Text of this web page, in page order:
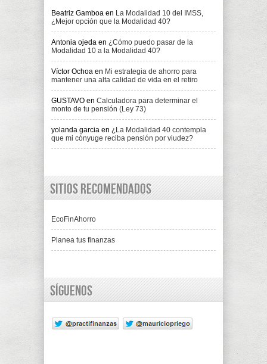
Beatriz Gamboa en La Modalidad 10 del IMSS,
¿Mejor opción que la Modalidad 40?
Antonia ojeda en ¿Cómo puedo pasar de la
Modalidad 10 a la Modalidad 40?
Víctor Ochoa en Mi estrategia de ahorro para
mantener una alta calidad de vida en el retiro
GUSTAVO en Calculadora para determinar el
monto de tu pensión (Ley 73)
yolanda garcia en ¿La Modalidad 40 contempla
que mi cónyuge reciba pensión por viudez?
Sitios recomendados
EcoFinAhorro
Planea tus finanzas
Síguenos